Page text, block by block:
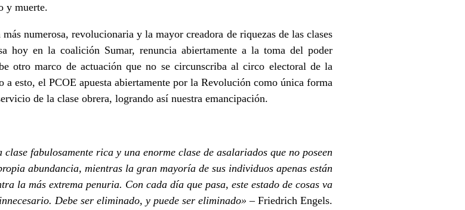
y muerte.
numerosa, revolucionaria y la mayor creadora de riquezas de las clases
hoy en la coalición Sumar, renuncia abiertamente a la toma del poder
otro marco de actuación que no se circunscriba al circo electoral de la
esto, el PCOE apuesta abiertamente por la Revolución como única forma
de la clase obrera, logrando así nuestra emancipación.
fabulosamente rica y una enorme clase de asalariados que no poseen
abundancia, mientras la gran mayoría de sus individuos apenas están
la más extrema penuria. Con cada día que pasa, este estado de cosas va
Debe ser eliminado, y puede ser eliminado» – Friedrich Engels.